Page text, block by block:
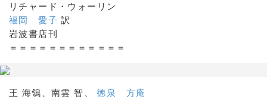
リチャード・ウォーリン
福岡 愛子 訳
岩波書店刊
＝＝＝＝＝＝＝＝＝＝＝＝
王 海鴒、南雲 智、徳泉 方庵